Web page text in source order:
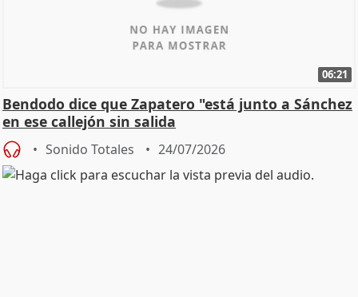
06:21
Bendodo dice que Zapatero "está junto a Sánchez
en ese callejón sin salida
Sonido Totales 24/07/2026